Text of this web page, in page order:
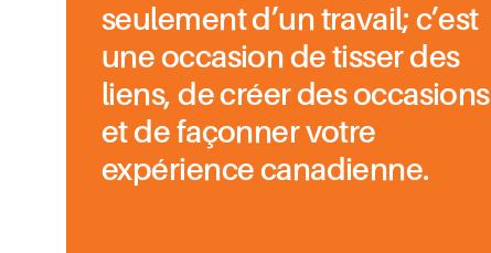
seulement d’un travail; c’est
une occasion de tisser des
liens, de créer des occasions
et de façonner votre
expérience canadienne.